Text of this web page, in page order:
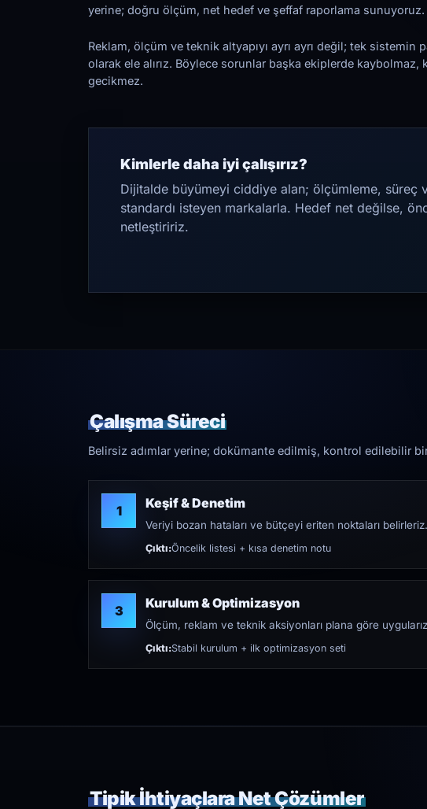
yerine; doğru ölçüm, net hedef ve şeffaf raporlama sunuyoruz.
Reklam, ölçüm ve teknik altyapıyı ayrı ayrı değil; tek sistemin
olarak ele alırız. Böylece sorunlar başka ekiplerde kaybolmaz,
gecikmez.
Kimlerle daha iyi çalışırız?
Dijitalde büyümeyi ciddiye alan; ölçümleme, süreç
standardı isteyen markalarla. Hedef net değilse,
netleştiririz.
Çalışma Süreci
Belirsiz adımlar yerine; dokümante edilmiş, kontrol edilebilir
1 Keşif & Denetim
Veriyi bozan hataları ve bütçeyi eriten noktaları belirleriz.
Çıktı:Öncelik listesi + kısa denetim notu
3 Kurulum & Optimizasyon
Ölçüm, reklam ve teknik aksiyonları plana göre
Çıktı:Stabil kurulum + ilk optimizasyon seti
Tipik İhtiyaçlara Net Çözümler